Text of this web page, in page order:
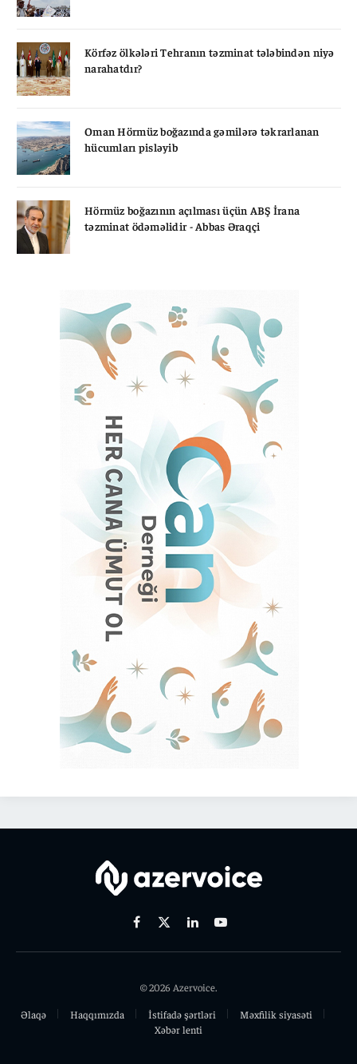
Körfəz ölkələri Tehranın təzminat tələbindən niyə
narahatdır?
Oman Hörmüz boğazında gəmilərə təkrarlanan
hücumları pisləyib
Hörmüz boğazının açılması üçün ABŞ İrana
təzminat ödəməlidir - Abbas Əraqçi
Facebook
X
LinkedinYoutube
© 2026 Azervoice.
Əlaqə
Haqqımızda İstifadə şərtləri
Məxfilik siyasəti
Xəbər lenti